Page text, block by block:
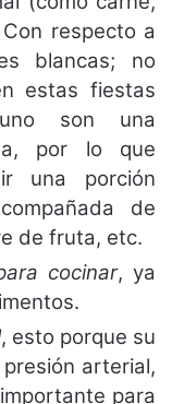
respecto a
blancas; no
estas fiestas
son una
por lo que
una porción
de
de fruta, etc.
cocinar, ya
, esto porque su
arterial,
para